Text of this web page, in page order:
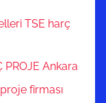
TSE harç
PROJE Ankara
firması